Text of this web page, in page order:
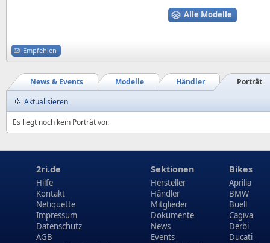
Alle Modelle
Empfehlen
Porträt
Händler
Modelle
News & Events
Aktualisieren
Es liegt noch kein Porträt vor.
2ri.de
Hilfe
Kontakt
Netiquette
Impressum
Datenschutz
AGB
Sektionen
Hersteller
Händler
Mitglieder
Dokumente
News
Events
Bikes
Aprilia
BMW
Buell
Cagiva
Derbi
Ducati